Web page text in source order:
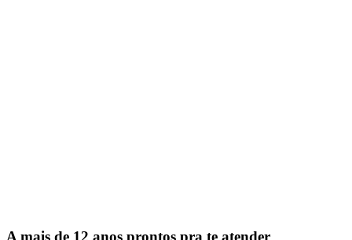
A mais de 12 anos prontos pra te atender